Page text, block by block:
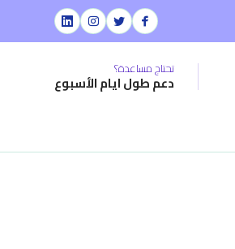
تحتاج مساعدة؟
دعم طول ايام الأسبوع